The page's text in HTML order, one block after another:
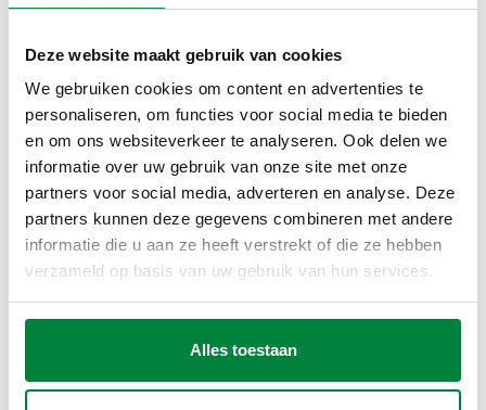
Deze website maakt gebruik van cookies
We gebruiken cookies om content en advertenties te
personaliseren, om functies voor social media te bieden
en om ons websiteverkeer te analyseren. Ook delen we
informatie over uw gebruik van onze site met onze
partners voor social media, adverteren en analyse. Deze
partners kunnen deze gegevens combineren met andere
informatie die u aan ze heeft verstrekt of die ze hebben
verzameld op basis van uw gebruik van hun services.
Alles toestaan
controle-en afsluitinstrumenten.
Er kunnen drie specifieke werksituaties optreden:
biomassaketel aan en circulatiepomp uit: de door de
houtverwarmingsketel geproduceerde warmte brengt de
hydroaccumulator op temperatuur;
biomassaketel aan en circulatiepomp aan: de door de
houtverwarmingsketel geproduceerde warmte wordt